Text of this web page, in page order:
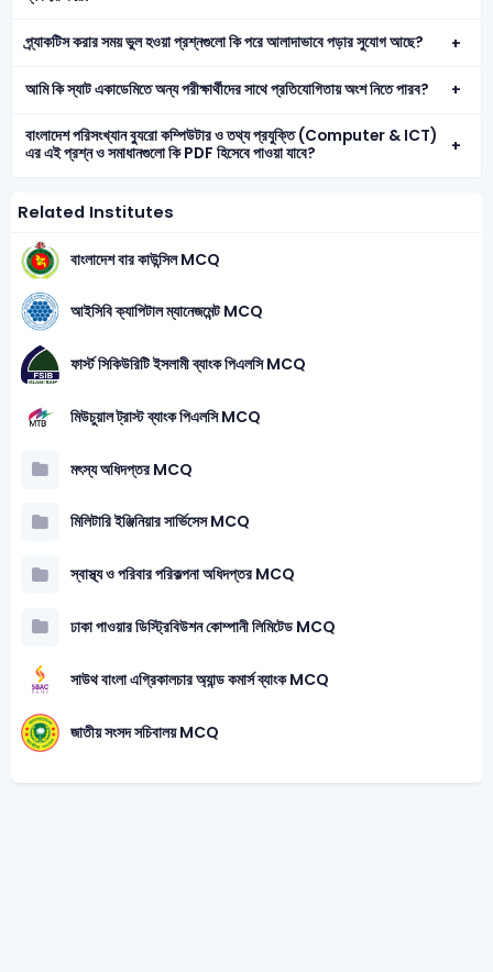
প্র্যাকটিস করার সময় ভুল হওয়া প্রশ্নগুলো কি পরে আলাদাভাবে পড়ার সুযোগ আছে?
আমি কি স্যাট একাডেমিতে অন্য পরীক্ষার্থীদের সাথে প্রতিযোগিতায় অংশ নিতে পারব?
বাংলাদেশ পরিসংখ্যান ব্যুরো কম্পিউটার ও তথ্য প্রযুক্তি (Computer & ICT)
এর এই প্রশ্ন ও সমাধানগুলো কি PDF হিসেবে পাওয়া যাবে?
Related Institutes
বাংলাদেশ বার কাউন্সিল MCQ
আইসিবি ক্যাপিটাল ম্যানেজমেন্ট MCQ
ফার্স্ট সিকিউরিটি ইসলামী ব্যাংক পিএলসি MCQ
মিউচুয়াল ট্রাস্ট ব্যাংক পিএলসি MCQ
মৎস্য অধিদপ্তর MCQ
মিলিটারি ইঞ্জিনিয়ার সার্ভিসেস MCQ
স্বাস্থ্য ও পরিবার পরিকল্পনা অধিদপ্তর MCQ
ঢাকা পাওয়ার ডিস্ট্রিবিউশন কোম্পানী লিমিটেড MCQ
সাউথ বাংলা এগ্রিকালচার অ্যান্ড কমার্স ব্যাংক MCQ
জাতীয় সংসদ সচিবালয় MCQ